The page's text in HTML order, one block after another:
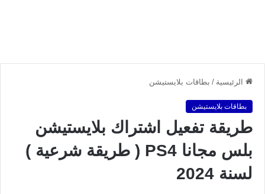
الرئيسية / بطاقات بلايستيشن
بطاقات بلايستيشن
طريقة تفعيل اشتراك بلايستيشن
بلس مجانا PS4 ( طريقة شرعية )
لسنة 2024